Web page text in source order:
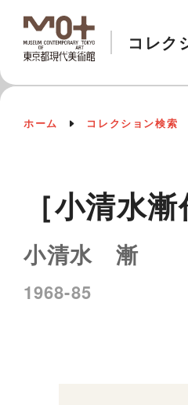
コレク
ホーム コレクション検索
［小清水
小清水 漸
1968-85